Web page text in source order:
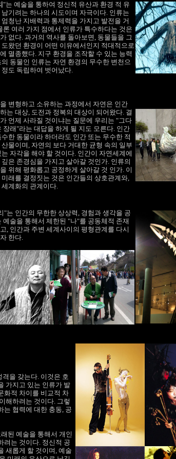
"는 예술을 통하여 정신적 유산과 환경 적 유
기려는 하나의 시도이며 자극이다. 인류는
청난 지배력과 통제력을 가지고 발전을 거
론 여러 가지 점에서 인류가 특수하다는 것은
없다. 과거의 역사를 돌아보면, 동물들을 그
도왔던 환경이 어떤 이유에서인지 적대적으로
멸종했다. 지구 환경을 조작할 수 있는 능력
동물인 인류는 자연 환경의 무수한 변천으
정도 독립하여 벗어났다.
변형하고 소유하는 과정에서 자연은 인간
는 대상, 도전과 정복의 대상이 되어왔다. 결
언제 사라질 것이냐는 질문에 우리는 "그다
장래"라는 대답을 하게 될 지도 모른다. 인간
한 동물이라 하더라도 인간 또는 무수한 적
물이며, 자연의 보다 거대한 균형 속의 일부
자각을 해야 할 것이다. 인간이 자연세계에
은 존경심을 가지고 살아갈 것인가. 인류의
위해 평화롭고 공정하게 살아갈 것 인가. 이
미래를 결정짓는 것은 인간들의 상호관계와,
세계화의 관계이다.
"는 인간의 무한한 상상력, 경험과 생각을 공
예술을 통해서 제한된 "나"를 공동체적 존재
, 인간과 주변 세계사이의 평형관계를 다시
한다.
을 갖는다. 이것은 호
가지고 있는 인류가 발
화적 차이를 비교적 차
해하려는 것이다. 그렇
는 협력에 대한 충동, 공
된 예술을 통해서 개인
려는 것이다. 정신적 공
새롭게 할 것이며, 예술